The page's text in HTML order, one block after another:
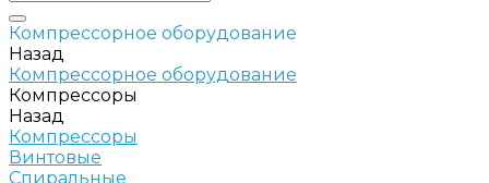
Компрессорное оборудование
Назад
Компрессорное оборудование
Компрессоры
Назад
Компрессоры
Винтовые
Спиральные